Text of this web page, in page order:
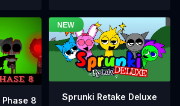
8 Sprunki Retake Deluxe